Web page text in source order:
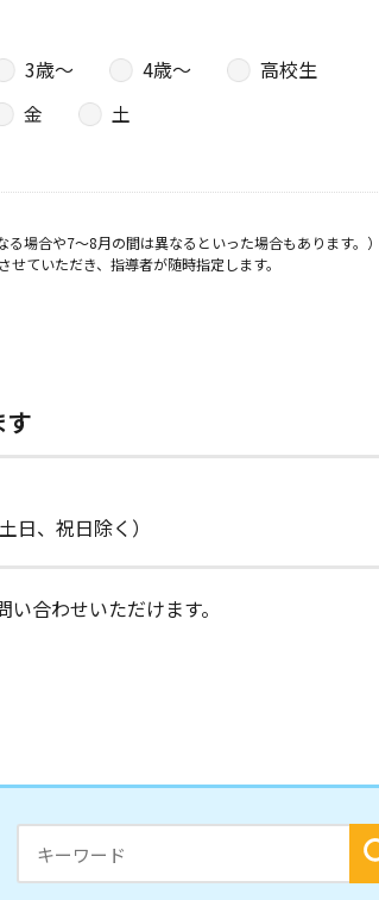
3歳〜 4歳〜
高校生
金
土
場合や7～8月の間は異なるといった場合もあります。）
ていただき、指導者が随時指定します。
す
日、祝日除く）
合わせいただけます。